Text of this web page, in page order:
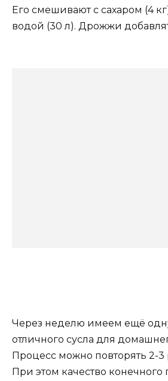
Его смешивают с сахаром (4
водой (30 л). Дрожжи
Через неделю имеем ещё
отличного сусла для
Процесс можно повторять 2-3
При этом качество конечного